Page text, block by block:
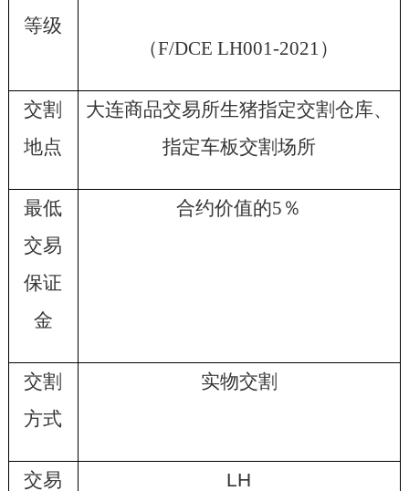
等级
（F/DCE LH001-2021）
交割
地点
大连商品交易所生猪指定交割仓库、
指定车板交割场所
最低
交易
保证
金
合约价值的5 ％
交割
方式
实物交割
交易
LH